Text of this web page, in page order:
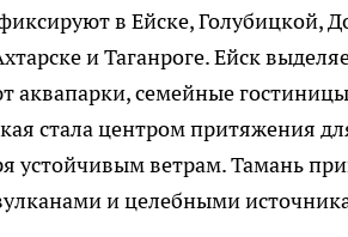
в Ейске, Голубицкой,
и Таганроге. Ейск
аквапарки, семейные
стала центром притяжения
устойчивым ветрам. Тамань
и целебными